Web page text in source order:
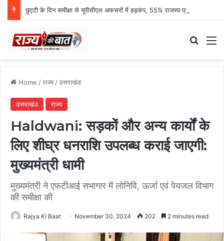
Home /राज्य/उत्तराखंड
उत्तराखंड राज्य
Haldwani: सड़कों और अन्य कार्यों के
लिए शीघ्र धनराशि उपलब्ध कराई जाएगी:
मुख्यमंत्री धामी
मुख्यमंत्री ने एफटीआई सभागार में लोनिवि, ऊर्जा एवं पेयजल विभाग
की समीक्षा की
Rajya Ki Baat November 30, 2024 202 2 minutes read